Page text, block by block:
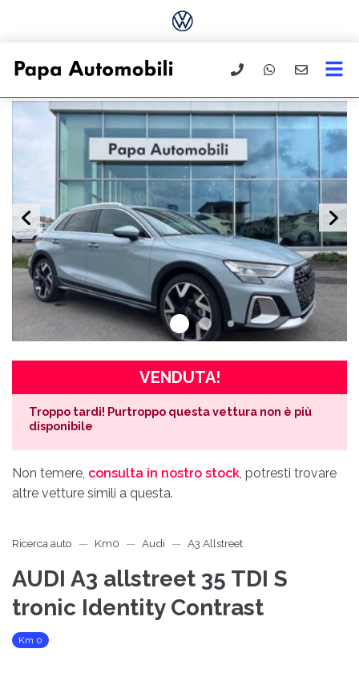
VENDUTA!
Troppo tardi! Purtroppo questa vettura non è più
disponibile
Non temere, consulta in nostro stock, potresti trovare
altre vetture simili a questa.
Ricerca auto Km0 Audi A3 Allstreet
AUDI A3 allstreet 35 TDI S
tronic Identity Contrast
Km 0